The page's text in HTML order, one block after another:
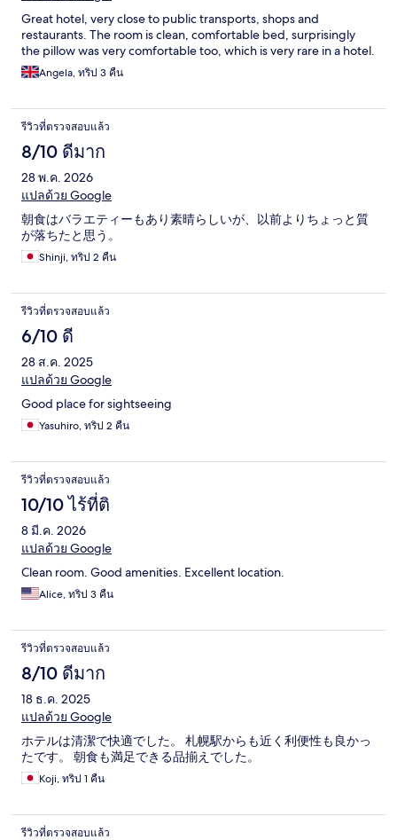
Great hotel, very close to public transports, shops and
restaurants. The room is clean, comfortable bed, surprisingly
the pillow was very comfortable too, which is very rare in a hotel.
Angela, ทริป 3 คืน
รีวิวที่ตรวจสอบแล้ว
8/10 ดีมาก
28 พ.ค. 2026
แปลด้วย Google
朝食はバラエティーもあり素晴らしいが、以前よりちょっと質
が落ちたと思う。
Shinji, ทริป 2 คืน
รีวิวที่ตรวจสอบแล้ว
6/10 ดี
28 ส.ค. 2025
แปลด้วย Google
Good place for sightseeing
Yasuhiro, ทริป 2 คืน
รีวิวที่ตรวจสอบแล้ว
10/10 ไร้ที่ติ
8 มี.ค. 2026
แปลด้วย Google
Clean room. Good amenities. Excellent location.
Alice, ทริป 3 คืน
รีวิวที่ตรวจสอบแล้ว
8/10 ดีมาก
18 ธ.ค. 2025
แปลด้วย Google
ホテルは清潔で快適でした。 札幌駅からも近く利便性も良かっ
たです。 朝食も満足できる品揃えでした。
Koji, ทริป 1 คืน
รีวิวที่ตรวจสอบแล้ว